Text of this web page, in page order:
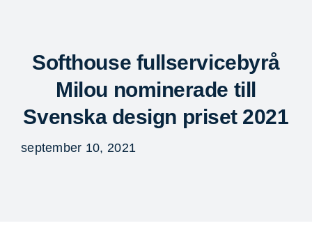
innehålletSofthouse fullservicebyrå
Milou nominerade till
Svenska design priset 2021
september 10, 2021